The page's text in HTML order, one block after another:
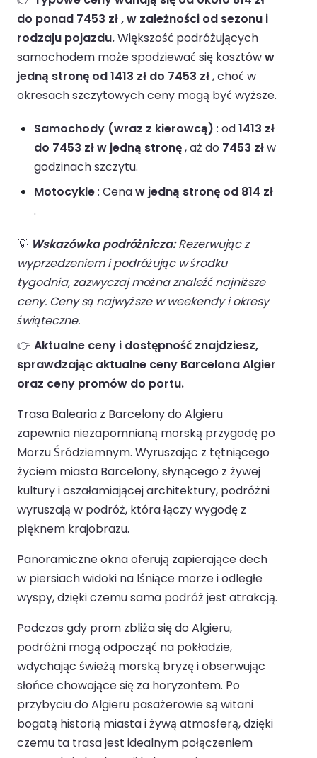
do ponad 7453 zł , w zależności od sezonu i
rodzaju pojazdu.Większość podróżujących
samochodem może spodziewać się kosztóww
jedną stronę od 1413 zł do 7453 zł, choć w
okresach szczytowych ceny mogą być wyższe.
Samochody (wraz z kierowcą) : od1413 zł
do 7453 zł w jedną stronę, aż do 7453 złw
godzinach szczytu.
Motocykle: Cenaw jedną stronę od 814 zł
.
💡 Wskazówka podróżnicza:Rezerwując z
wyprzedzeniem i podróżując w środku
tygodnia, zazwyczaj można znaleźć najniższe
ceny. Ceny są najwyższe w weekendy i okresy
świąteczne.
👉 Aktualne ceny i dostępność znajdziesz,
sprawdzając aktualne ceny Barcelona Algier
oraz ceny promów do portu.
Trasa Balearia z Barcelony do Algieru
zapewnia niezapomnianą morską przygodę po
Morzu Śródziemnym. Wyruszając z tętniącego
życiem miasta Barcelony, słynącego z żywej
kultury i oszałamiającej architektury, podróżni
wyruszają w podróż, która łączy wygodę z
pięknem krajobrazu.
Panoramiczne okna oferują zapierające dech
w piersiach widoki na lśniące morze i odległe
wyspy, dzięki czemu sama podróż jest atrakcją.
Podczas gdy prom zbliża się do Algieru,
podróżni mogą odpocząć na pokładzie,
wdychając świeżą morską bryzę i obserwując
słońce chowające się za horyzontem. Po
przybyciu do Algieru pasażerowie są witani
bogatą historią miasta i żywą atmosferą, dzięki
czemu ta trasa jest idealnym połączeniem